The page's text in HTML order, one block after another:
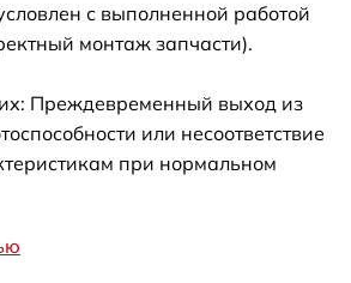
с выполненной работой
монтаж запчасти).
Преждевременный выход из
или несоответствие
при нормальном